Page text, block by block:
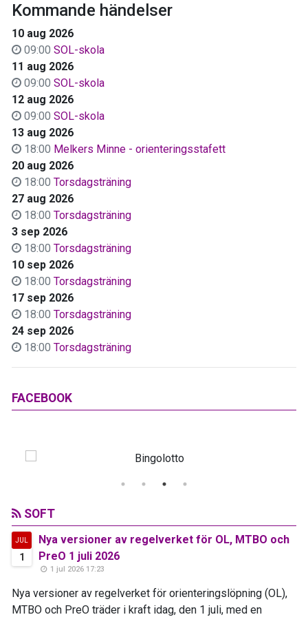
Kommande händelser
10 aug 2026
09:00 SOL-skola
11 aug 2026
09:00 SOL-skola
12 aug 2026
09:00 SOL-skola
13 aug 2026
18:00 Melkers Minne - orienteringsstafett
20 aug 2026
18:00 Torsdagsträning
27 aug 2026
18:00 Torsdagsträning
3 sep 2026
18:00 Torsdagsträning
10 sep 2026
18:00 Torsdagsträning
17 sep 2026
18:00 Torsdagsträning
24 sep 2026
18:00 Torsdagsträning
FACEBOOK
SOFT
JUL
1
Nya versioner av regelverket för OL, MTBO och
PreO 1 juli 2026
1 jul 2026 17:23
Nya versioner av regelverket för orienteringslöpning (OL),
MTBO och PreO träder i kraft idag, den 1 juli, med en